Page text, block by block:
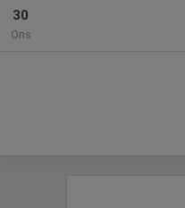
30
Ons